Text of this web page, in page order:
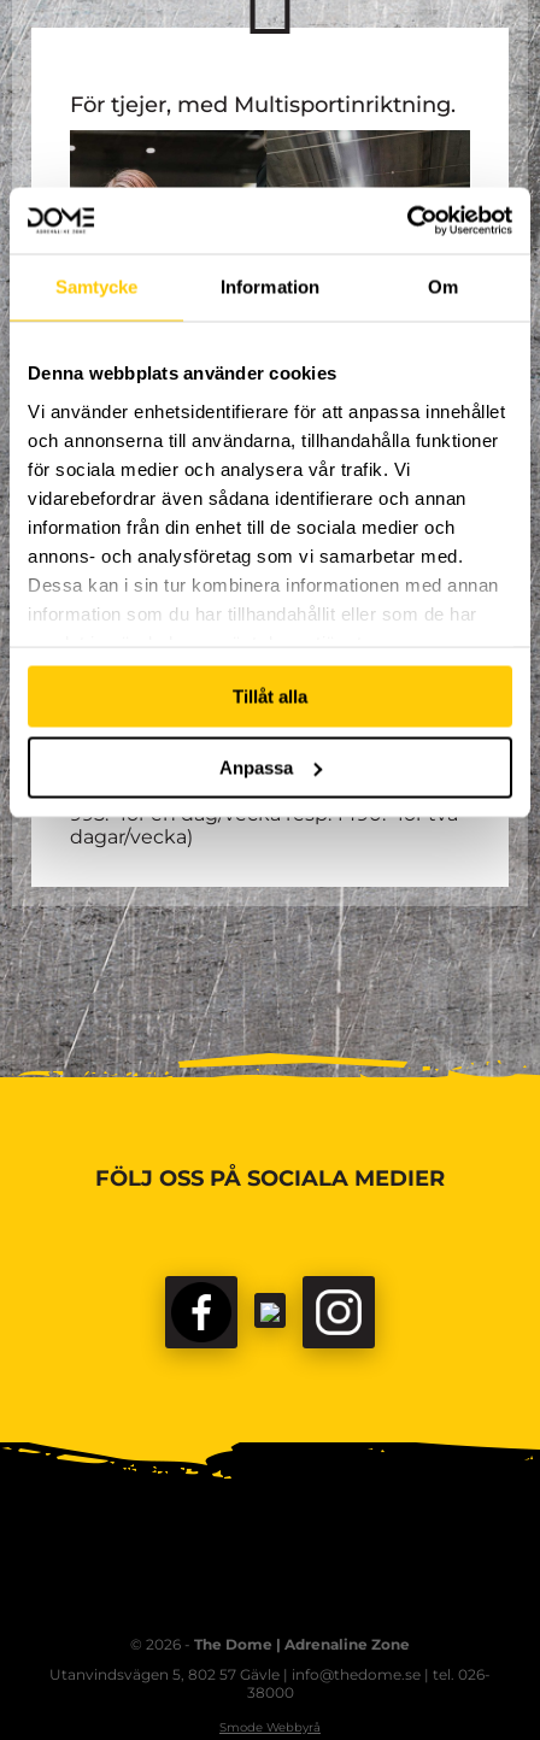
Samtycke Information Om
Denna webbplats använder cookies
Vi använder enhetsidentifierare för att anpassa innehållet
och annonserna till användarna, tillhandahålla funktioner
för sociala medier och analysera vår trafik. Vi
vidarebefordrar även sådana identifierare och annan
information från din enhet till de sociala medier och
annons- och analysföretag som vi samarbetar med.
Dessa kan i sin tur kombinera informationen med annan
information som du har tillhandahållit eller som de har
Tillåt alla
Anpassa
För tjejer, med Multisportinriktning.
Välkommen till en ny termin med
organiserad träning, fylld av adrenalin och
uppfinningsrikedom där du får prova på
alla sporter i en arena helt utan gränser!
Våra coacher tar hand om dig och ser till
att du ständigt utvecklas i den riktning
du brinner för. Spontanitet, glädje och
kamratskap är våra nyckelord.
Alla mellan 10 – 15 år år är välkomna att
Sista tillfället den 15 december.
Ordinarie Pris: 1995:- för en dag i
veckan och 2990:- för två dagar i
veckan.(Om du är årskort innehavare,
995:- för en dag/vecka resp. 1490:- för två
dagar/vecka)
FÖLJ OSS PÅ SOCIALA MEDIER
© 2026 - The Dome | Adrenaline Zone
Utanvindsvägen 5, 802 57 Gävle | info@thedome.se | tel. 026-
38000
Smode Webbyrå